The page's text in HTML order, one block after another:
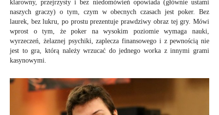
klarowny, przejrzysty i bez niedomówień opowiada (głównie ustami
naszych graczy) o tym, czym w obecnych czasach jest poker. Bez
laurek, bez lukru, po prostu prezentuje prawdziwy obraz tej gry. Mówi
wprost o tym, że poker na wysokim poziomie wymaga nauki,
wyrzeczeń, żelaznej psychiki, zaplecza finansowego i z pewnością nie
jest to gra, którą należy wrzucać do jednego worka z innymi grami
kasynowymi.